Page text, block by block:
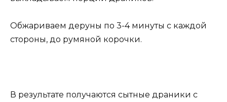
Обжариваем деруны по 3-4 минуты с каждой
стороны, до румяной корочки.
В результате получаются сытные драники с